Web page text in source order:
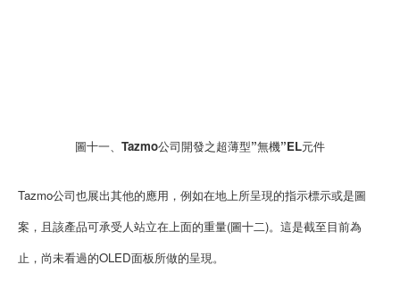
圖十一、Tazmo公司開發之超薄型”無機”EL元件
Tazmo公司也展出其他的應用，例如在地上所呈現的指示標示或是圖
案，且該產品可承受人站立在上面的重量(圖十二)。這是截至目前為
止，尚未看過的OLED面板所做的呈現。